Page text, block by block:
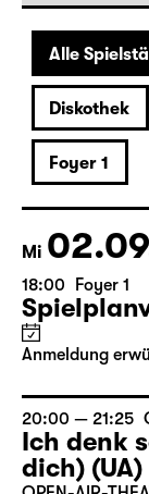
20:00 — 21:55
LIEBE /
von Sivan Ben
Deutsch von
Regie: Katrin
Karten
Mi
Foyer 1
Anmeldung